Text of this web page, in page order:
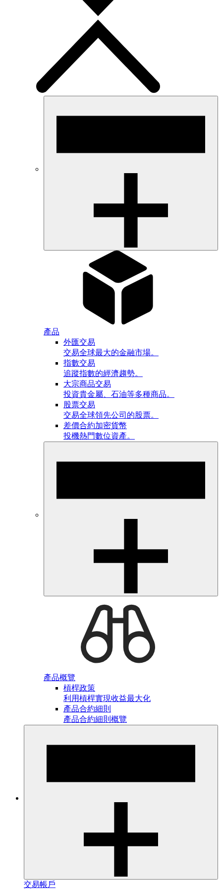
產品
外匯交易
交易全球最大的金融市場。
指數交易
追蹤指數的經濟趨勢。
大宗商品交易
投資貴金屬、石油等多種商品。
股票交易
交易全球領先公司的股票。
差價合約加密貨幣
投機熱門數位資產。
產品概覽
槓桿政策
利用槓桿實現收益最大化
產品合約細則
產品合約細則概覽
交易帳戶